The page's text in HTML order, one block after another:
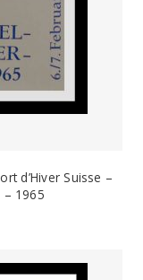
d’Hiver Suisse –
1965